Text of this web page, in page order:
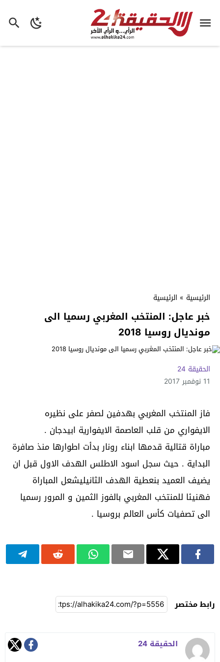
الرئيسية » الرئيسية
خبر عاجل: المنتخب المغربي رسميا الى
مونديال روسيا 2018
الحقيقة 24
11 نوفمبر 2017
فاز المنتخب المغربي بهدفين لصفر على نظيره
الايفواري من قلب العاصمة الايفوارية ابيدجان .
مباراة قتالية قدمها ابناء رونار بدأت اطوارها منذ صافرة
البداية . حيث سجل اسود الاطلس الهدف الاول قبل ان
يضيف العميد بنعطية الهدف الثانيليشعل المباراة
فهنيئا للمنتخب المغربي بالفوز الثمين و المرور رسميا
الى تصفيات كأس العالم بروسيا .
رابط مختصر
الحقيقة 24